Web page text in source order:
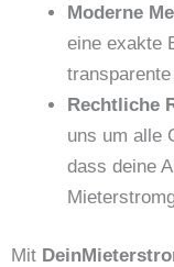
Moderne
eine exakte
Rechtliche
uns um alle
dass deine
Mit